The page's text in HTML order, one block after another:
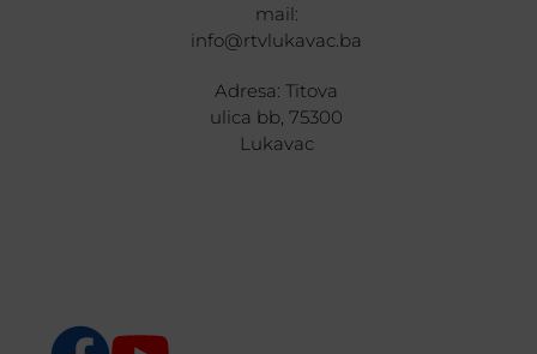
mail:
info@rtvlukavac.ba
Adresa: Titova
ulica bb, 75300
Lukavac